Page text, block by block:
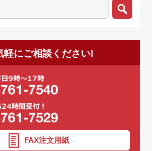
軽にご相談ください!
FAX注文用紙